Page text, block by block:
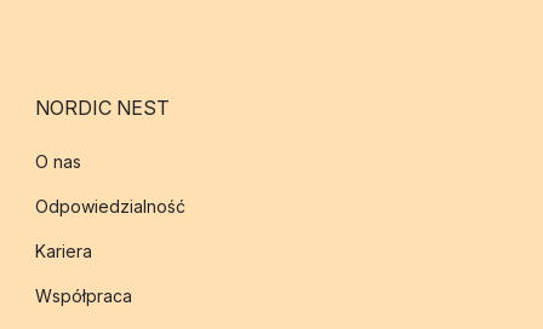
NORDIC NEST
O nas
Odpowiedzialność
Kariera
Współpraca